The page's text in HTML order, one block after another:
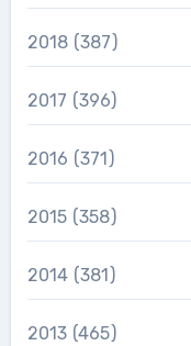
2018 (387)
2017 (396)
2016 (371)
2015 (358)
2014 (381)
2013 (465)